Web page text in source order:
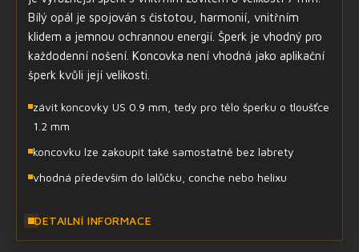
Bílý opál je spojován s čistotou, harmonií, vnitřním
klidem a jemnou ochrannou energií. Šperk je vhodný pro
každodenní nošení. Koncovka není vhodná jako aplikační
šperk kvůli její velikosti.
závit koncovky US 0.9 mm, tedy pro tělo šperku o tloušťce
1.2 mm
koncovku lze zakoupit také samostatně bez labrety
vhodná především do lalůčku, conche nebo helixu
DETAILNÍ INFORMACE